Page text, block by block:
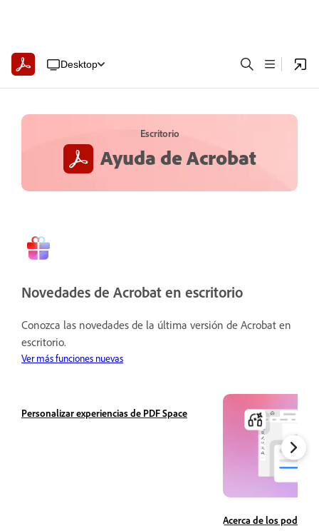
Desktop
Escritorio
Ayuda de Acrobat
Novedades de Acrobat en escritorio
Conozca las novedades de la última versión de Acrobat en
escritorio.
Ver más funciones nuevas
Personalizar experiencias de PDF Space
Acerca de los podcast